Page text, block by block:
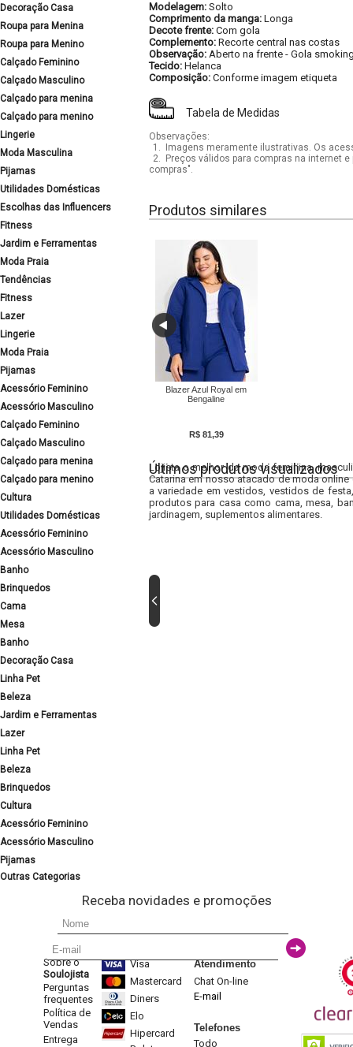
Decoração Casa
Roupa para Menina
Roupa para Menino
Calçado Feminino
Calçado Masculino
Calçado para menina
Calçado para menino
Lingerie
Moda Masculina
Pijamas
Utilidades Domésticas
Escolhas das Influencers
Fitness
Jardim e Ferramentas
Moda Praia
Tendências
Fitness
Lazer
Lingerie
Moda Praia
Pijamas
Acessório Feminino
Acessório Masculino
Calçado Feminino
Calçado Masculino
Calçado para menina
Calçado para menino
Cultura
Utilidades Domésticas
Acessório Feminino
Acessório Masculino
Banho
Brinquedos
Cama
Mesa
Banho
Decoração Casa
Linha Pet
Beleza
Jardim e Ferramentas
Lazer
Linha Pet
Beleza
Brinquedos
Cultura
Acessório Feminino
Acessório Masculino
Pijamas
Outras Categorias
Modelagem: Solto
Comprimento da manga: Longa
Decote frente: Com gola
Complemento: Recorte central nas costas
Observação: Aberto na frente - Gola
Tecido: Helanca
Composição: Conforme imagem etiqueta
Tabela de Medidas
Observações:
1.
Imagens meramente ilustrativas. Os
2.
Preços válidos para compras na internet
compras".
Produtos similares
Blazer Azul Royal em
Bengaline
R$ 81,39
Últimos produtos visualizados
Lojista o melhor da moda feminina,
Catarina em nosso atacado de moda
a variedade em vestidos, vestidos de
produtos para casa como cama, mesa,
jardinagem, suplementos alimentares.
Receba novidades e promoções
Sobre o
Soulojista
Perguntas
frequentes
Política de
Vendas
Entrega
Visa
Mastercard
Diners
Elo
Hipercard
Atendimento
Chat On-line
E-mail
Telefones
Todo